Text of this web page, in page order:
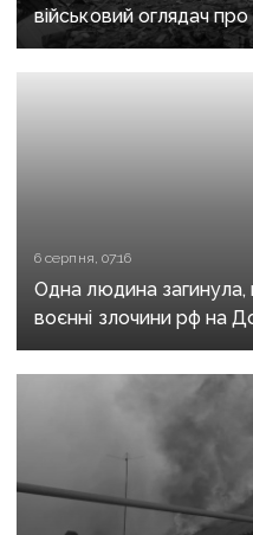
військовий оглядач
рф захопити останню
кінця 2026 року
6 серпня, 07:16
Одна людина
воєнні злочини рф на